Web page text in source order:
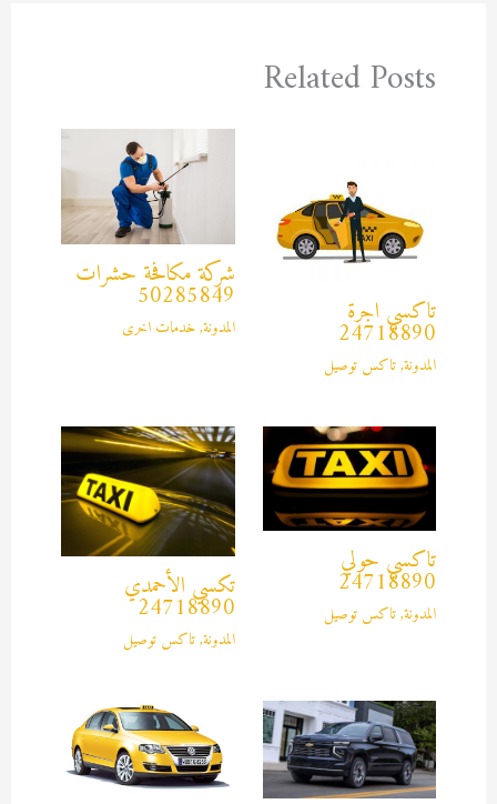
Related Posts
تاكسي اجرة
24718890
المدونة,تاكس توصيل
شركة مكافحة حشرات
50285849
المدونة,خدمات اخرى
تاكسي حولي
24718890
المدونة,تاكس توصيل
تكسي الأحمدي
24718890
المدونة,تاكس توصيل